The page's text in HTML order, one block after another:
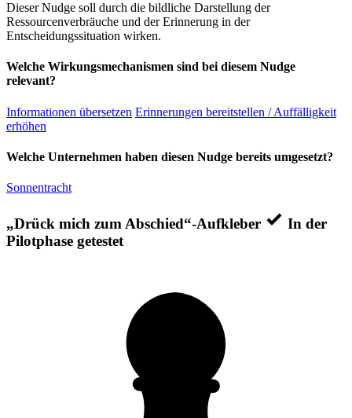
Dieser Nudge soll durch die bildliche Darstellung der
Ressourcenverbräuche und der Erinnerung in der
Entscheidungssituation wirken.
Welche Wirkungsmechanismen sind bei diesem Nudge
relevant?
Informationen übersetzen Erinnerungen bereitstellen / Auffälligkeit
erhöhen
Welche Unternehmen haben diesen Nudge bereits umgesetzt?
Sonnentracht
„Drück mich zum Abschied“-Aufkleber
In der
Pilotphase getestet